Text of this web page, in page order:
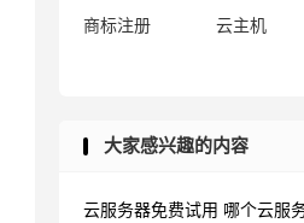
商标注册
云主机
大家感兴趣的内容
云服务器免费试用 哪个云服